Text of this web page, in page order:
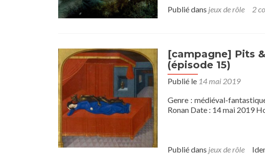
Publié dans jeux de rôle 2
[campagne] Pits
(épisode 15)
Publié le 14 mai 2019
Genre : médiéval-
Ronan Date : 14 mai 2019
Publié dans jeux de rôle